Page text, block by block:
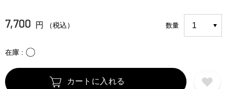
7,700 円 （税込） 数量
在庫 〇
カートに入れる